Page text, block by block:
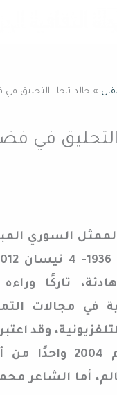
خالد تاجا.. التحليق في
التحليق في
تاركًا
في مجالات
وقد
الامريكية عام
أما الشاعر